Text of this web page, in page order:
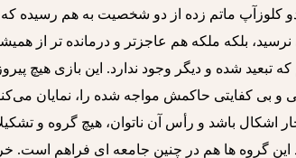
کلوزآپ ماتم زده از دو شخصیت به هم رسیده که
نرسید، بلکه ملکه هم عاجزتر و درمانده تر از
تبعید شده و دیگر وجود ندارد. این بازی هیچ
و بی کفایتی حاکمش مواجه شده را، نمایان
اشکال باشد و رأس آن ناتوان، هیچ گروه و
این گروه ها هم در چنین جامعه ای فراهم